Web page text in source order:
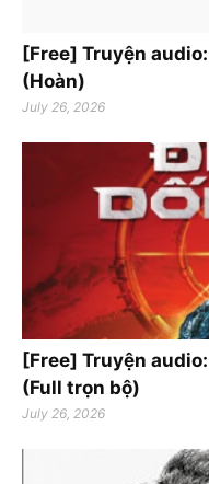
[Free] Truyện
(Hoàn)
July 26, 2026
[Free] Truyện
(Full trọn bộ)
July 26, 2026